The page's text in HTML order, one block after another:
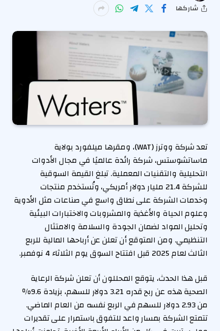
شاركها
تعد شركة ووترز (WAT)، ومقرها ميلفورد بولاية
ماساتشوستس، شركة رائدة عالميًا في مجال الأدوات
التحليلية والتقنيات المعملية. تبلغ القيمة السوقية
للشركة 21.4 مليار دولار أمريكي، وتُستخدم منتجات
وخدمات الشركة على نطاق واسع في صناعات مثل الأدوية
وعلوم الحياة والأغذية والمشروبات والاختبارات البيئية
وتحليل المواد لضمان الجودة والسلامة والامتثال
التنظيمي. ومن المتوقع أن تعلن عن أرباحها المالية للربع
الثالث لعام 2025 قبل افتتاح السوق يوم الثلاثاء 4 نوفمبر.
قبل هذا الحدث، يتوقع المحللون أن تعلن شركة الرعاية
الصحية هذه عن ربح قدره 3.21 دولار للسهم، بزيادة 9.6٪
من 2.93 دولار للسهم في الربع نفسه من العام الماضي.
تتمتع الشركة بمسار واعد للتفوق باستمرار على تقديرات